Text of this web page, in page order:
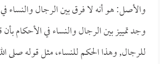
والأصل: هو أنه لا فرق بين الرجال والنساء في
وجد تمييز بين الرجال والنساء في الأحكام
للرجال, وهذا الحكم للنساء، مثل قوله صلى